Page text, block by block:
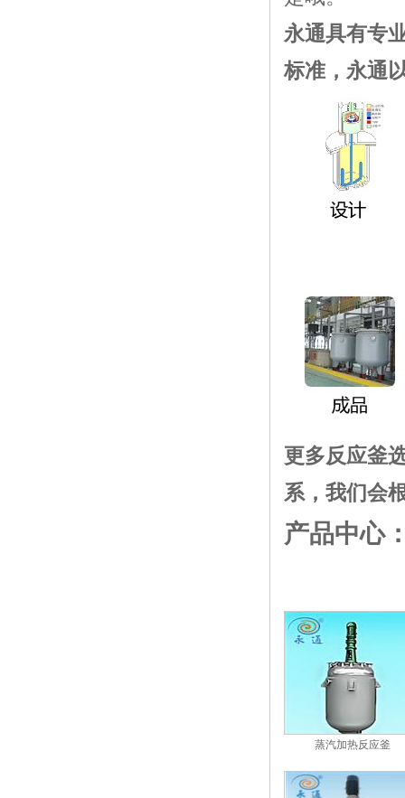
永通具有专
标准，永通
更多反应釜
系，我们会
产品中心
蒸汽加热反应釜